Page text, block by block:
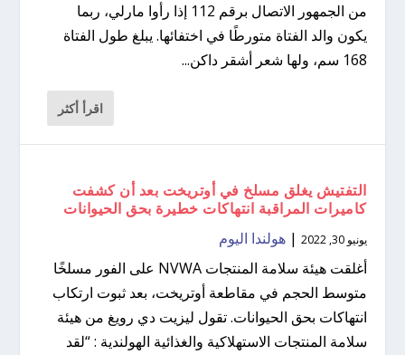
من الجمهور الاتصال برقم 112 إذا رأوا مارلي، ربما
يكون والد الفتاة متورطًا في اختفائها. يبلغ طول الفتاة
168 سم، ولها شعر أشقر داكن...
اقرأ أكثر
التفتيش يغلق مسلخ في أوتريخت بعد أن كشفت
كاميرات المراقبة انتهاكات خطيرة بحق الحيوانات
يونيو 30, 2022 |هولندا اليوم
أغلقت هيئة سلامة المنتجات NVWA على الفور مسلخًا
متوسط ​​الحجم في مقاطعة أوتريخت، بعد ثبوت ارتكاب
انتهاكات بحق الحيوانات. تقول ليزيت دي رويغ من هيئة
سلامة المنتجات الاستهلاكية والغذائية الهولندية : “لقد